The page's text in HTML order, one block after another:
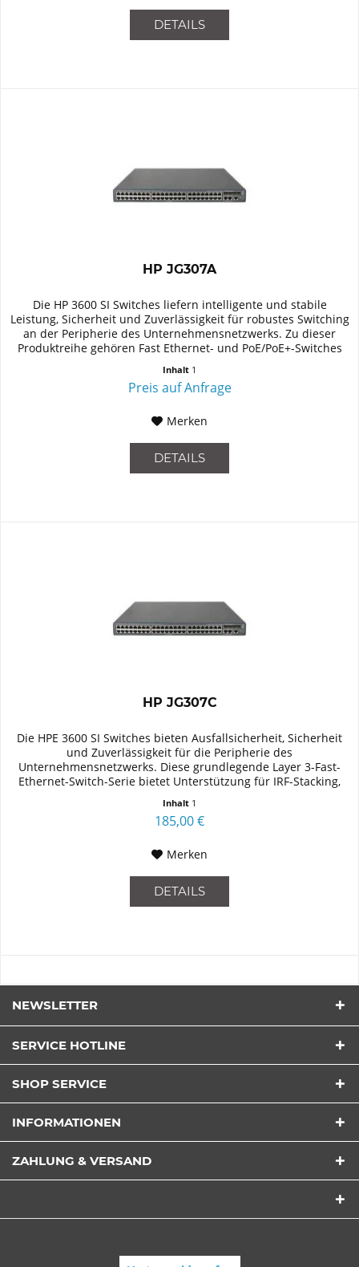
DETAILS
HP JG307A
Die HP 3600 SI Switches liefern intelligente und stabile
Leistung, Sicherheit und Zuverlässigkeit für robustes Switching
an der Peripherie des Unternehmensnetzwerks. Zu dieser
Produktreihe gehören Fast Ethernet- und PoE/PoE+-Switches
Inhalt 1
Preis auf Anfrage
Merken
DETAILS
HP JG307C
Die HPE 3600 SI Switches bieten Ausfallsicherheit, Sicherheit
und Zuverlässigkeit für die Peripherie des
Unternehmensnetzwerks. Diese grundlegende Layer 3-Fast-
Ethernet-Switch-Serie bietet Unterstützung für IRF-Stacking,
Inhalt 1
185,00 €
Merken
DETAILS
NEWSLETTER
SERVICE HOTLINE
SHOP SERVICE
INFORMATIONEN
ZAHLUNG & VERSAND